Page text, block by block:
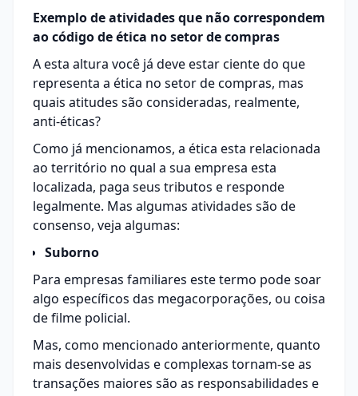
Exemplo de atividades que não correspondem
ao código de ética no setor de compras
A esta altura você já deve estar ciente do que
representa a ética no setor de compras, mas
quais atitudes são consideradas, realmente,
anti-éticas?
Como já mencionamos, a ética esta relacionada
ao território no qual a sua empresa esta
localizada, paga seus tributos e responde
legalmente. Mas algumas atividades são de
consenso, veja algumas:
Suborno
Para empresas familiares este termo pode soar
algo específicos das megacorporações, ou coisa
de filme policial.
Mas, como mencionado anteriormente, quanto
mais desenvolvidas e complexas tornam-se as
transações maiores são as responsabilidades e